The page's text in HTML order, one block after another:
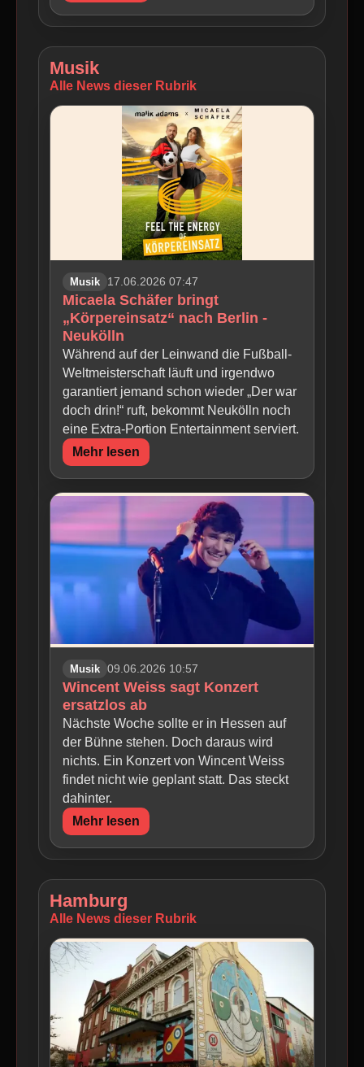
Musik
Alle News dieser Rubrik
Musik 17.06.2026 07:47
Micaela Schäfer bringt
„Körpereinsatz“ nach Berlin -
Neukölln
Während auf der Leinwand die Fußball-
Weltmeisterschaft läuft und irgendwo
garantiert jemand schon wieder „Der war
doch drin!“ ruft, bekommt Neukölln noch
eine Extra-Portion Entertainment serviert.
Mehr lesen
Musik 09.06.2026 10:57
Wincent Weiss sagt Konzert
ersatzlos ab
Nächste Woche sollte er in Hessen auf
der Bühne stehen. Doch daraus wird
nichts. Ein Konzert von Wincent Weiss
findet nicht wie geplant statt. Das steckt
dahinter.
Mehr lesen
Hamburg
Alle News dieser Rubrik